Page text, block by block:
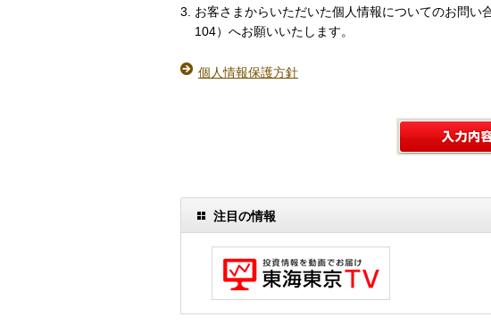
お客さまからいただいた個人情報についてのお問
104）へお願いいたします。
個人情報保護方針
注目の情報